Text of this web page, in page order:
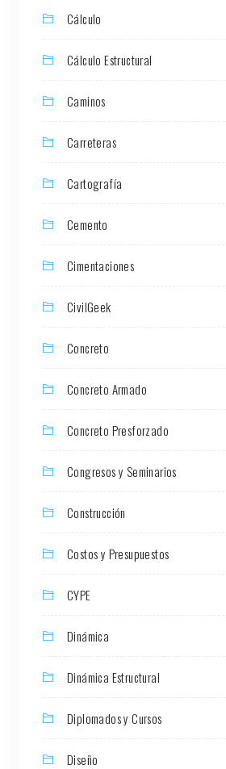
Cálculo
Cálculo Estructural
Caminos
Carreteras
Cartografía
Cemento
Cimentaciones
CivilGeek
Concreto
Concreto Armado
Concreto Presforzado
Congresos y Seminarios
Construcción
Costos y Presupuestos
CYPE
Dinámica
Dinámica Estructural
Diplomados y Cursos
Diseño